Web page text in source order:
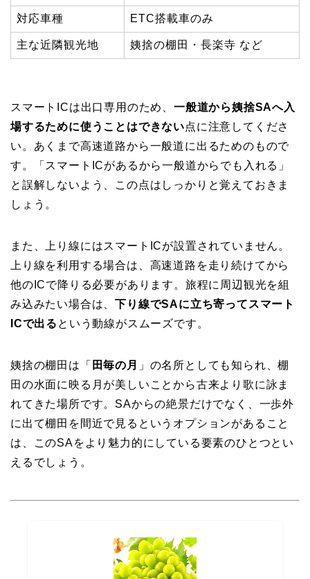
対応車種 ETC搭載車のみ
主な近隣観光地 姨捨の棚田・長楽寺 など
スマートICは出口専用のため、 一般道から姨捨SAへ入
場するために使うことはできない点に注意してくださ
い。あくまで高速道路から一般道に出るためのもので
す。「スマートICがあるから一般道からでも入れる」
と誤解しないよう、この点はしっかりと覚えておきま
しょう。
また、上り線にはスマートICが設置されていません。
上り線を利用する場合は、高速道路を走り続けてから
他のICで降りる必要があります。旅程に周辺観光を組
み込みたい場合は、下り線でSAに立ち寄ってスマート
ICで出る という動線がスムーズです。
姨捨の棚田は「 田毎の月 」の名所としても知られ、棚
田の水面に映る月が美しいことから古来より歌に詠ま
れてきた場所です。SAからの絶景だけでなく、一歩外
に出て棚田を間近で見るというオプションがあること
は、このSAをより魅力的にしている要素のひとつとい
えるでしょう。